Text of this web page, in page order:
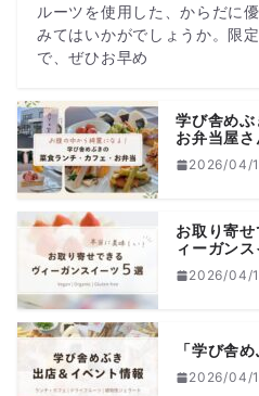
ルーツを使用した、からだに
みてはいかがでしょうか。限
で、ぜひお早め
学び舎めぶ
お弁当屋
2026/04/
お取り寄
ィーガン
2026/04/
「学び舎
2026/04/